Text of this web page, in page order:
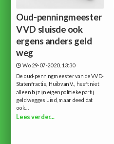
Oud-penningmeester
VVD sluisde ook
ergens anders geld
weg
Wo 29-07-2020, 13:30
De oud-penningmeester van de VVD-
Statenfractie, Huib van V., heeft niet
alleen bij zijn eigen politieke partij
geld weggesluisd, maar deed dat
ook...
Lees verder...